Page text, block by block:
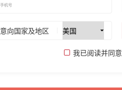
意向国家及地区
我已阅读并同意